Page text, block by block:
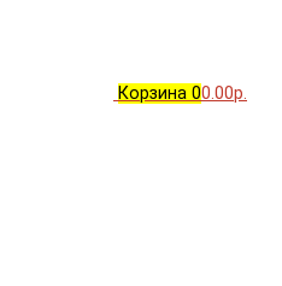
Корзина 00.00р.